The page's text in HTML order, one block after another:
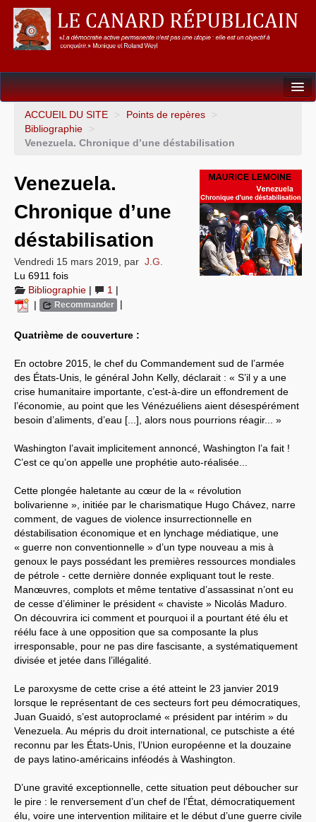
Dossiers
L’Union européenne
Gouvernance mondiale & mondialisation
Résistances
L’Empire américain
Systèmes & société sous contrôle
Nouvelles de l’antirépublique
Crises "Covid-19 & H1N1"
Guerre en Ukraine
ACCUEIL DU SITE > Points de repères
>
Bibliographie
>
Venezuela. Chronique d’une déstabilisation
Venezuela.
Chronique d’une
déstabilisation
Vendredi 15 mars 2019 par J.G.
Lu 6911 fois
Bibliographie | 1 |
|
Recommander |
Quatrième de couverture :
En octobre 2015, le chef du Commandement sud de l’armée
des États-Unis, le général John Kelly, déclarait : « S’il y a une
crise humanitaire importante, c’est-à-dire un effondrement de
l’économie, au point que les Vénézuéliens aient désespérément
besoin d’aliments, d’eau [...], alors nous pourrions réagir... »
Washington l’avait implicitement annoncé, Washington l’a fait !
C’est ce qu’on appelle une prophétie auto-réalisée...
Cette plongée haletante au cœur de la « révolution
bolivarienne », initiée par le charismatique Hugo Chávez, narre
comment, de vagues de violence insurrectionnelle en
déstabilisation économique et en lynchage médiatique, une
« guerre non conventionnelle » d’un type nouveau a mis à
genoux le pays possédant les premières ressources mondiales
de pétrole - cette dernière donnée expliquant tout le reste.
Manœuvres, complots et même tentative d’assassinat n’ont eu
de cesse d’éliminer le président « chaviste » Nicolás Maduro.
On découvrira ici comment et pourquoi il a pourtant été élu et
réélu face à une opposition que sa composante la plus
irresponsable, pour ne pas dire fascisante, a systématiquement
divisée et jetée dans l’illégalité.
Le paroxysme de cette crise a été atteint le 23 janvier 2019
lorsque le représentant de ces secteurs fort peu démocratiques,
Juan Guaidó, s’est autoproclamé « président par intérim » du
Venezuela. Au mépris du droit international, ce putschiste a été
reconnu par les États-Unis, l’Union européenne et la douzaine
de pays latino-américains inféodés à Washington.
D’une gravité exceptionnelle, cette situation peut déboucher sur
le pire : le renversement d’un chef de l’État, démocratiquement
élu, voire une intervention militaire et le début d’une guerre civile